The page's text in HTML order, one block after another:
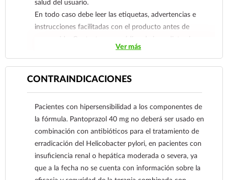
antiinflamatorios no esteroideos y otros).
salud del usuario.
En todo caso debe leer las etiquetas, advertencias e
instrucciones facilitadas con el producto antes de
consumirlo. Contacte a su médico de inmediato si
sospecha que tiene un problema de salud.
Ver más
CONTRAINDICACIONES
Pacientes con hipersensibilidad a los componentes de
la fórmula. Pantoprazol 40 mg no deberá ser usado en
combinación con antibióticos para el tratamiento de
erradicación del Helicobacter pylori, en pacientes con
insuficiencia renal o hepática moderada o severa, ya
que a la fecha no se cuenta con información sobre la